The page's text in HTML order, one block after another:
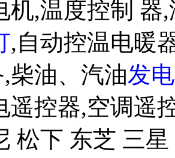
机,温度控制 器
,自动控温电暖
柴油、汽油发
遥控器,空调遥
松下 东芝 三